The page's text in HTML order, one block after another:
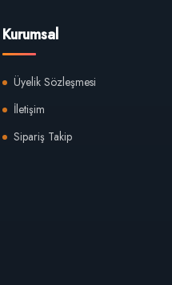
Kurumsal
Üyelik Sözleşmesi
İletişim
Sipariş Takip